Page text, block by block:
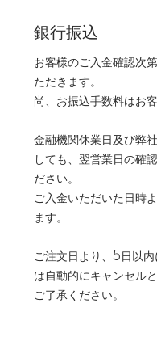
銀行振込
お客様のご入金確認次
ただきます。
尚、お振込手数料はお
金融機関休業日及び弊
しても、翌営業日の確
ださい。
ご入金いただいた日時
ます。
ご注文日より、5日以
は自動的にキャンセル
ご了承ください。